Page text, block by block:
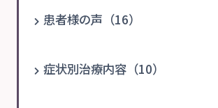
患者様の声（16）
症状別治療内容（10）